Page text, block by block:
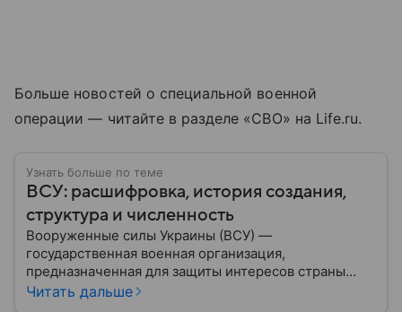
Больше новостей о специальной военной
операции — читайте в разделе «СВО» на Life.ru.
Узнать больше по теме
ВСУ: расшифровка, история создания,
структура и численность
Вооруженные силы Украины (ВСУ) —
государственная военная организация,
предназначенная для защиты интересов страны
военным путем. Была создана после
Читать дальше